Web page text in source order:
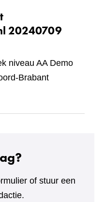
20240709
niveau AA Demo
Brabant
of stuur een